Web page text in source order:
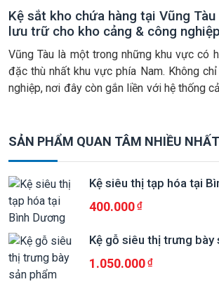
Kệ sắt kho chứa hàng tại Vũng
lưu trữ cho kho cảng & công nghiệp
Vũng Tàu là một trong những khu vực có
đặc thù nhất khu vực phía Nam. Không
nghiệp, nơi đây còn gắn liền với hệ thống
SẢN PHẨM QUAN TÂM NHIỀU NHẤT
Kệ siêu thị tạp hóa tại
400.000
Kệ gỗ siêu thị trưng bày
1.050.000